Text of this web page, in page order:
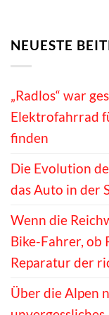
NEUESTE
„Radlos“ war
Elektrofahrrad
finden
Die Evolution
das Auto in der
Wenn die
Bike-Fahrer, ob
Reparatur der
Über die Alpen